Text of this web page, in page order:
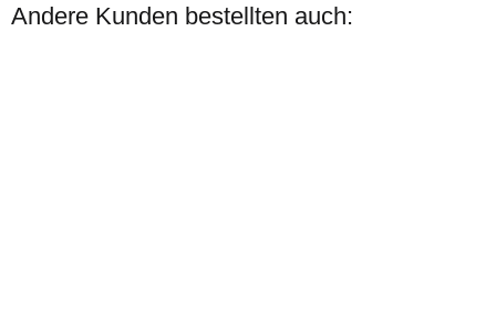
Andere Kunden bestellten auch: